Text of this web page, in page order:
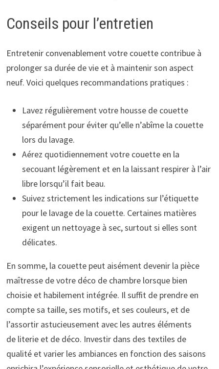
Conseils pour l’entretien
Entretenir convenablement votre couette contribue à
prolonger sa durée de vie et à maintenir son aspect
neuf. Voici quelques recommandations pratiques :
Lavez régulièrement votre housse de couette
séparément pour éviter qu’elle n’abîme la couette
lors du lavage.
Aérez quotidiennement votre couette en la
secouant légèrement et en la laissant respirer à l’air
libre lorsqu’il fait beau.
Suivez strictement les indications sur l’étiquette
pour le lavage de la couette. Certaines matières
exigent un nettoyage à sec, surtout si elles sont
délicates.
En somme, la couette peut aisément devenir la pièce
maîtresse de votre déco de chambre lorsque bien
choisie et habilement intégrée. Il suffit de prendre en
compte sa taille, ses motifs, et ses couleurs, et de
l’assortir astucieusement avec les autres éléments
de literie et de déco. Investir dans des textiles de
qualité et varier les ambiances en fonction des saisons